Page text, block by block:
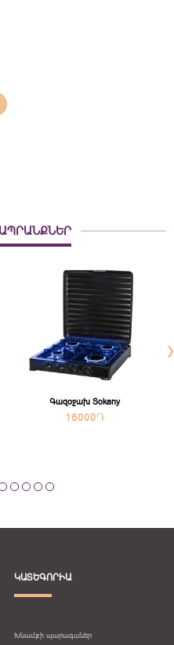
Գազօջախ Sokany
16000֏
›
ԿԱՏԵԳՈՐԻԱ
Խնամքի պարագաներ